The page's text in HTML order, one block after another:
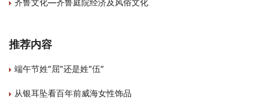
齐鲁文化—齐鲁庭院经济及风俗文化
推荐内容
端午节姓“屈”还是姓“伍”
从银耳坠看百年前威海女性饰品